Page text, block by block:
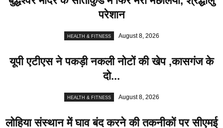
परेशान
HEALTH & FITNESS August 8, 2026
यूपी एटीएस ने पकड़ी नकली नोटों की खेप ,कासगंज के
दो...
HEALTH & FITNESS August 8, 2026
लोहिया संस्थान में घाव बंद करने की तकनीकों पर सीएमई